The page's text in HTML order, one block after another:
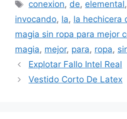
Etiquetas
conexion, de, elemental
invocando, la, la hechicera
magia sin ropa para mejor
magia, mejor, para, ropa,
Explotar Fallo Intel Real
Vestido Corto De Latex